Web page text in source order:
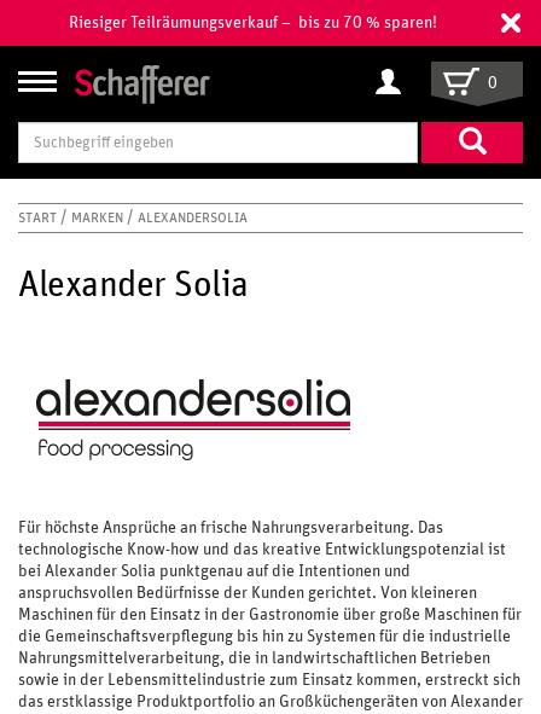
Riesiger Teilräumungsverkauf – bis zu 70 % sparen!
Suchbegriff
eingeben
0
START MARKEN ALEXANDERSOLIA
Alexander Solia
Für höchste Ansprüche an frische Nahrungsverarbeitung. Das
technologische Know-how und das kreative Entwicklungspotenzial ist
bei Alexander Solia punktgenau auf die Intentionen und
anspruchsvollen Bedürfnisse der Kunden gerichtet. Von kleineren
Maschinen für den Einsatz in der Gastronomie über große Maschinen für
die Gemeinschaftsverpflegung bis hin zu Systemen für die industrielle
Nahrungsmittelverarbeitung, die in landwirtschaftlichen Betrieben
sowie in der Lebensmittelindustrie zum Einsatz kommen, erstreckt sich
das erstklassige Produktportfolio an Großküchengeräten von Alexander